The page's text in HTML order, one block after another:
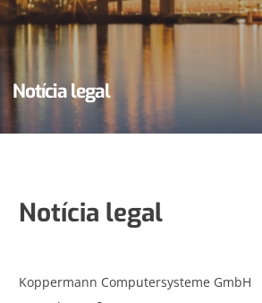
Notícia legal
Notícia legal
Koppermann Computersysteme GmbH